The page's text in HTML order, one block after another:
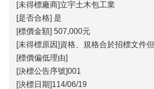
[未得標廠商]立宇土木包工業
[是否合格] 是
[標價金額] 507,000元
[未得標原因]資格、規格合於招標文件
[標價偏低理由]
[決標公告序號]001
[決標日期]114/06/19